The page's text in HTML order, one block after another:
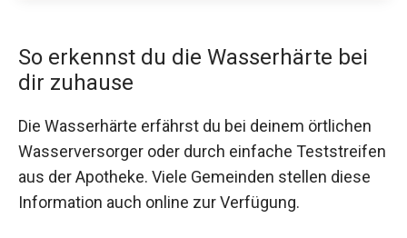
So erkennst du die Wasserhärte bei
dir zuhause
Die Wasserhärte erfährst du bei deinem örtlichen
Wasserversorger oder durch einfache Teststreifen
aus der Apotheke. Viele Gemeinden stellen diese
Information auch online zur Verfügung.